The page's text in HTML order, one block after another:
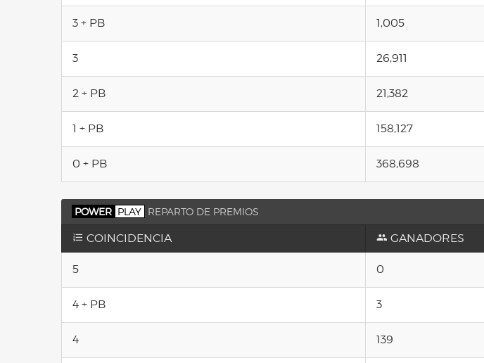
3 + PB 1,005
3 26,911
2 + PB 21,382
1 + PB 158,127
0 + PB 368,698
POWER PLAY REPARTO DE PREMIOS
COINCIDENCIA GANADORES
5 0
4 + PB 3
4 139